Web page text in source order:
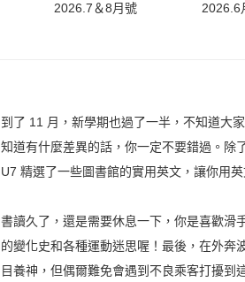
2026.7＆8月號
2026.6
到了 11 月，新學期也過了一半，不知道大
知道有什麼差異的話，你一定不要錯過。除
U7 精選了一些圖書館的實用英文，讓你用英
書讀久了，還是需要休息一下，你是喜歡滑
的變化史和各種運動迷思喔！最後，在外奔
目養神，但偶爾難免會遇到不良乘客打擾